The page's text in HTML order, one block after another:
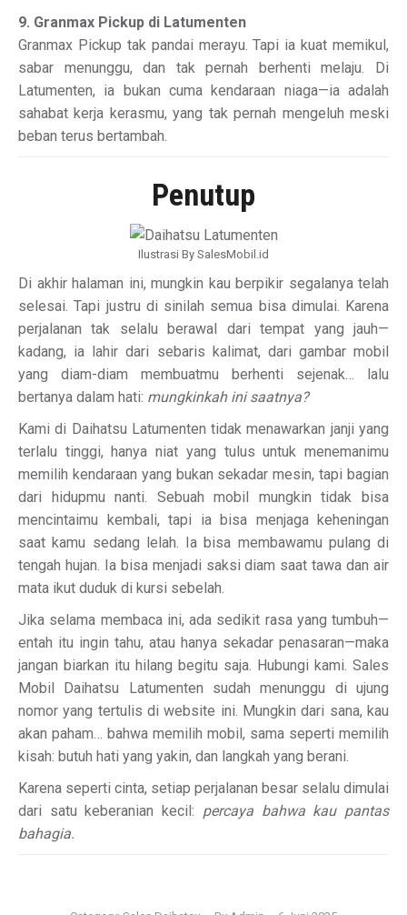
9. Granmax Pickup di Latumenten
Granmax Pickup tak pandai merayu. Tapi ia kuat memikul,
sabar menunggu, dan tak pernah berhenti melaju. Di
Latumenten, ia bukan cuma kendaraan niaga—ia adalah
sahabat kerja kerasmu, yang tak pernah mengeluh meski
beban terus bertambah.
Penutup
Ilustrasi By SalesMobil.id
Di akhir halaman ini, mungkin kau berpikir segalanya telah
selesai. Tapi justru di sinilah semua bisa dimulai. Karena
perjalanan tak selalu berawal dari tempat yang jauh—
kadang, ia lahir dari sebaris kalimat, dari gambar mobil
yang diam-diam membuatmu berhenti sejenak… lalu
bertanya dalam hati: mungkinkah ini saatnya?
Kami di Daihatsu Latumenten tidak menawarkan janji yang
terlalu tinggi, hanya niat yang tulus untuk menemanimu
memilih kendaraan yang bukan sekadar mesin, tapi bagian
dari hidupmu nanti. Sebuah mobil mungkin tidak bisa
mencintaimu kembali, tapi ia bisa menjaga keheningan
saat kamu sedang lelah. Ia bisa membawamu pulang di
tengah hujan. Ia bisa menjadi saksi diam saat tawa dan air
mata ikut duduk di kursi sebelah.
Jika selama membaca ini, ada sedikit rasa yang tumbuh—
entah itu ingin tahu, atau hanya sekadar penasaran—maka
jangan biarkan itu hilang begitu saja. Hubungi kami. Sales
Mobil Daihatsu Latumenten sudah menunggu di ujung
nomor yang tertulis di website ini. Mungkin dari sana, kau
akan paham… bahwa memilih mobil, sama seperti memilih
kisah: butuh hati yang yakin, dan langkah yang berani.
Karena seperti cinta, setiap perjalanan besar selalu dimulai
dari satu keberanian kecil: percaya bahwa kau pantas
bahagia.